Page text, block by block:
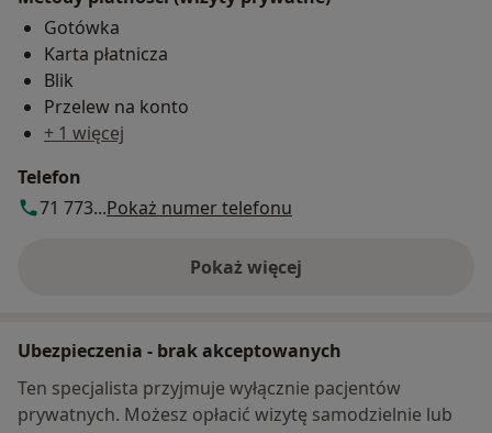
Gotówka
Karta płatnicza
Blik
Przelew na konto
+ 1 więcej
Telefon
71 773...Pokaż numer telefonu
Pokaż więcej
o adresie
Ubezpieczenia - brak akceptowanych
Ten specjalista przyjmuje wyłącznie pacjentów
prywatnych. Możesz opłacić wizytę samodzielnie lub